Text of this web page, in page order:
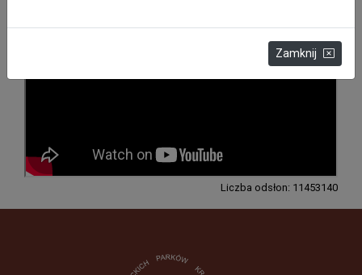
Liczba odsłon: 11453140
Zamknij